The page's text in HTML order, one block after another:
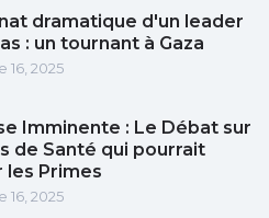
dramatique d'un leader
: un tournant à Gaza
2025
Imminente : Le Débat sur
de Santé qui pourrait
les Primes
2025